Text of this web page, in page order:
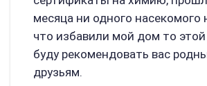
месяца ни одного насекомого
что избавили мой дом то этой
буду рекомендовать вас
друзьям.